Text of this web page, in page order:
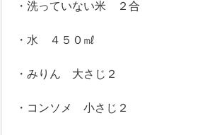
・洗っていない米 ２合
・水 ４５０㎖
・みりん 大さじ２
・コンソメ 小さじ２